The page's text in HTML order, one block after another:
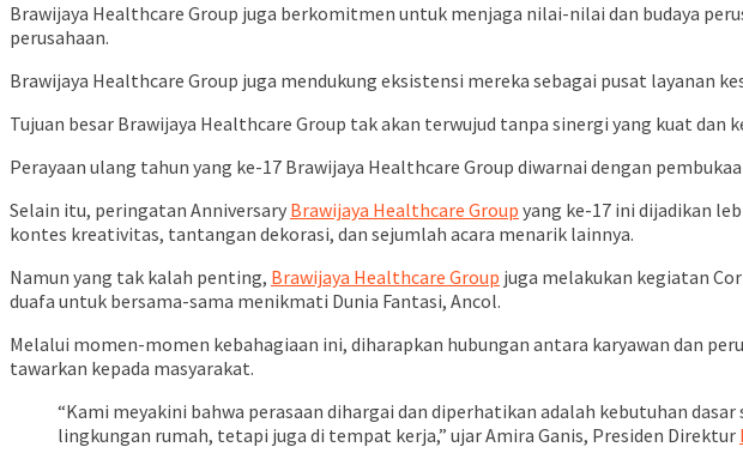
Brawijaya Healthcare Group juga berkomitmen untuk menjaga nilai-nilai dan budaya
perusahaan.
Brawijaya Healthcare Group juga mendukung eksistensi mereka sebagai pusat layanan
Tujuan besar Brawijaya Healthcare Group tak akan terwujud tanpa sinergi yang kuat dan
Perayaan ulang tahun yang ke-17 Brawijaya Healthcare Group diwarnai dengan
Selain itu, peringatan Anniversary Brawijaya Healthcare Group yang ke-17 ini dijadikan
kontes kreativitas, tantangan dekorasi, dan sejumlah acara menarik lainnya.
Namun yang tak kalah penting, Brawijaya Healthcare Group juga melakukan kegiatan
duafa untuk bersama-sama menikmati Dunia Fantasi, Ancol.
Melalui momen-momen kebahagiaan ini, diharapkan hubungan antara karyawan dan
tawarkan kepada masyarakat.
“Kami meyakini bahwa perasaan dihargai dan diperhatikan adalah kebutuhan
lingkungan rumah, tetapi juga di tempat kerja,” ujar Amira Ganis, Presiden Direktur